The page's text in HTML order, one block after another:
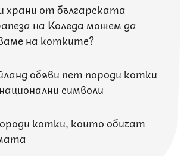
храни от българската
на Коледа можем да
на котките?
обяви пет породи котки
символи
котки, които обичат